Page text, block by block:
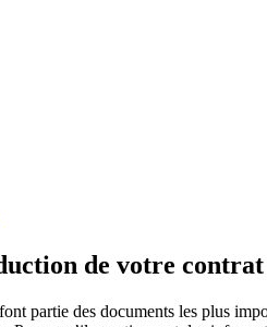
de votre contrat
partie des documents les plus